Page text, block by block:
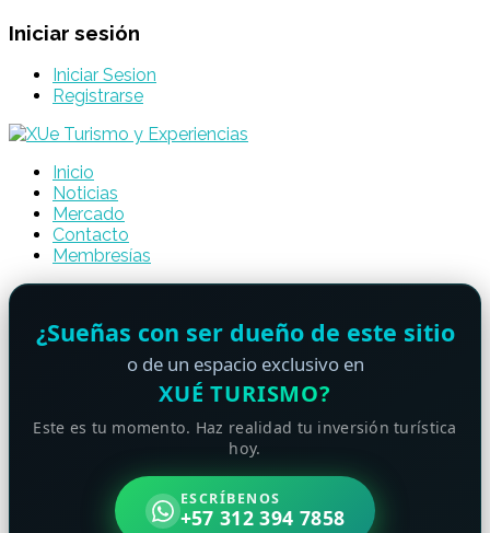
Iniciar sesión
Iniciar Sesion
Registrarse
Inicio
Noticias
Mercado
Contacto
Membresías
¿Sueñas con ser dueño de este sitio
o de un espacio exclusivo en
XUÉ TURISMO?
Este es tu momento. Haz realidad tu inversión turística
hoy.
ESCRÍBENOS
+57 312 394 7858